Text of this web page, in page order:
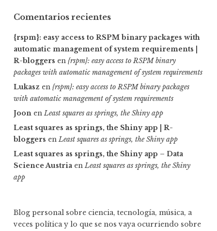
Comentarios recientes
{rspm}: easy access to RSPM binary packages with
automatic management of system requirements |
R-bloggers en {rspm}: easy access to RSPM binary
packages with automatic management of system requirements
Lukasz en {rspm}: easy access to RSPM binary packages
with automatic management of system requirements
Joon enLeast squares as springs, the Shiny app
Least squares as springs, the Shiny app | R-
bloggers enLeast squares as springs, the Shiny app
Least squares as springs, the Shiny app – Data
Science Austria enLeast squares as springs, the Shiny
app
Blog personal sobre ciencia, tecnología, música, a
veces política y lo que se nos vaya ocurriendo sobre